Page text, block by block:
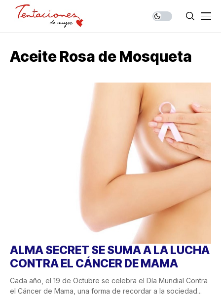
Aceite Rosa de Mosqueta
ALMA SECRET SE SUMA A LA LUCHA
CONTRA EL CÁNCER DE MAMA
Cada año, el 19 de Octubre se celebra el Día Mundial Contra
el Cáncer de Mama, una forma de recordar a la sociedad...